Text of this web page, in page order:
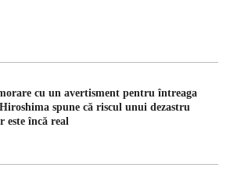
cu un avertisment pentru întreaga
spune că riscul unui dezastru
este încă real